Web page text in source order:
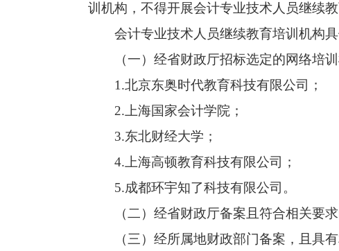
训机构，不得开展会计专业技术人员继续教
会计专业技术人员继续教育培训机构具
（一）经省财政厅招标选定的网络培训
1.北京东奥时代教育科技有限公司；
2.上海国家会计学院；
3.东北财经大学；
4.上海高顿教育科技有限公司；
5.成都环宇知了科技有限公司。
（二）经省财政厅备案且符合相关要求
（三）经所属地财政部门备案，且具有